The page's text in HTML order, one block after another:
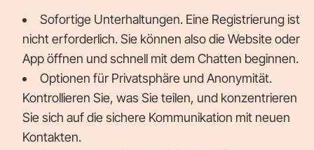
Sofortige Unterhaltungen. Eine Registrierung ist
nicht erforderlich. Sie können also die Website oder
App öffnen und schnell mit dem Chatten beginnen.
Optionen für Privatsphäre und Anonymität.
Kontrollieren Sie, was Sie teilen, und konzentrieren
Sie sich auf die sichere Kommunikation mit neuen
Kontakten.